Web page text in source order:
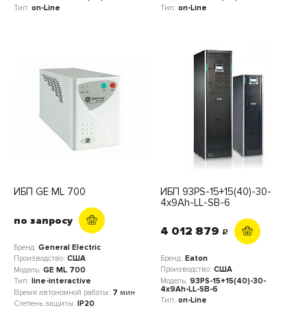
Тип: on-Line
Тип: on-Line
ИБП GE ML 700
по запросу
Бренд: General Electric
Производство: США
Модель: GE ML 700
Тип: line-interactive
Время автономной работы: 7 мин
Степень защиты: IP20
ИБП 93PS-15+15(40)-30-
4x9Ah-LL-SB-6
4 012 879 c
Бренд: Eaton
Производство: США
Модель: 93PS-15+15(40)-30-
4x9Ah-LL-SB-6
Тип: on-Line